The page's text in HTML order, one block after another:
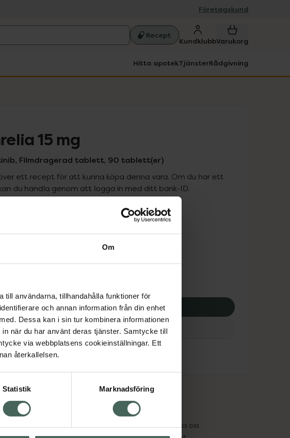
Om
till användarna, tillhandahålla funktioner för
och annan information från din enhet
Dessa kan i sin tur kombinera informationen
när du har använt deras tjänster. Samtycke till
via webbplatsens cookieinställningar. Ett
återkallelsen.
Statistik Marknadsföring
Företagskund
Recept
KundklubbVarukorg
Hitta apotekTjänsterRådgivning
15 mg
Filmdragerad tablett, 90 tablett(er)
ett recept för att kunna köpa denna vara. Om du har ett
du handla genom att logga in med ditt bank-ID.
Pris med recept
Högkostnadsskyddet gäller inte
1243 kr
Köp via ditt recept
erbjudanden
Om recept och läkemedel
Jobba hos oss